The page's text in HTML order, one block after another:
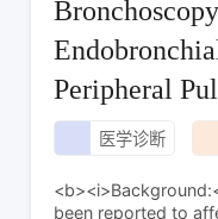
Peripheral
医学诊断
been reported to